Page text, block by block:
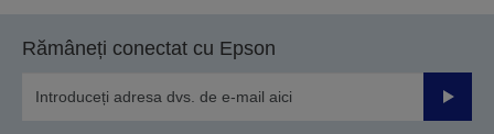
Rămâneți conectat cu Epson